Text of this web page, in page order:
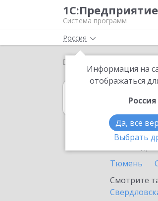
Система программ
Россия
Информация на
отображаться
Россия
Да, все
Выбрать
Главная 1С:Бухгалтерия
в
Тюмень
Смотрите